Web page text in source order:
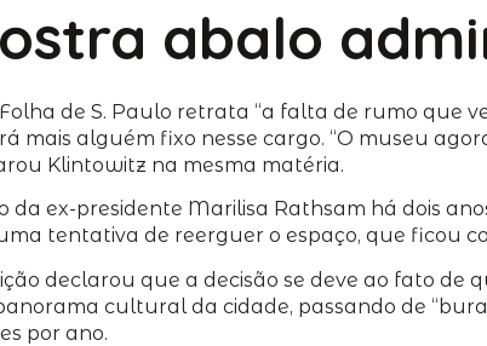
abalo
de S. Paulo retrata “a falta de rumo que
mais alguém fixo nesse cargo. “O museu
Klintowitz na mesma matéria.
da ex-presidente Marilisa Rathsam há dois
tentativa de reerguer o espaço, que ficou
declarou que a decisão se deve ao fato de
cultural da cidade, passando de
por ano.